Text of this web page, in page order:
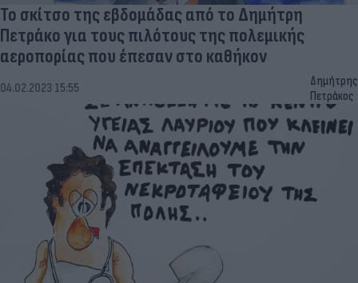
Το σκίτσο της εβδομάδας από το Δημήτρη
Πετράκο για τους πιλότους της πολεμικής
αεροπορίας που έπεσαν στο καθήκον
04.02.2023 15:55
Δημήτρης
Πετράκος